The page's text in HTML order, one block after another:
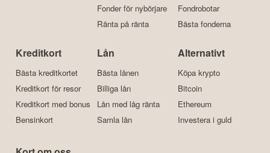
Fonder för nybörjare
Ränta på ränta
Fondrobotar
Bästa fonderna
Kreditkort
Bästa kreditkortet
Kreditkort för resor
Kreditkort med bonus
Bensinkort
Lån
Bästa lånen
Billiga lån
Lån med låg ränta
Samla lån
Alternativt
Köpa krypto
Bitcoin
Ethereum
Investera i guld